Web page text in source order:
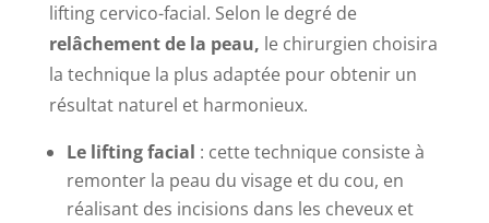
lifting cervico-facial. Selon le degré de
relâchement de la peau, le chirurgien choisira
la technique la plus adaptée pour obtenir un
résultat naturel et harmonieux.
Le lifting facial : cette technique consiste à
remonter la peau du visage et du cou, en
réalisant des incisions dans les cheveux et